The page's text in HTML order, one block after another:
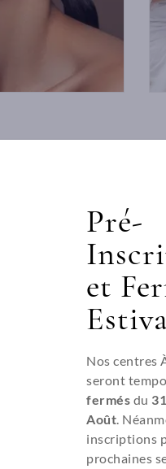
Pré-
et
Nos centres
seront
fermés du
Août.
inscriptions
prochaines